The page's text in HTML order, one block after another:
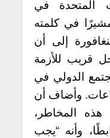
المتحدة في
مشيرًا في كلمته
إلى أن
قريب للأزمة
الدولي في
وأضاف أن
المخاطر،
وأنه “يجب